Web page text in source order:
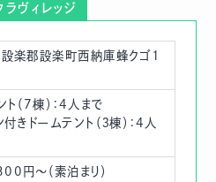
ヴィレッジ
楽郡設楽町西納庫蜂クゴ1
ト（7棟）：4人まで
付きドームテント（３棟）：4人
円〜（素泊まり）